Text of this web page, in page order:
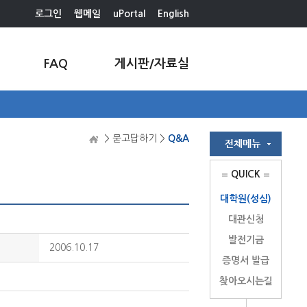
로그인 웹메일 uPortal English
FAQ 게시판/자료실
> 묻고답하기 > Q&A
2006.10.17
QUICK
대학원(성심)
대관신청
발전기금
증명서 발급
찾아오시는길